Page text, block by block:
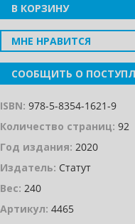
В КОРЗИНУ
МНЕ НРАВИТСЯ
СООБЩИТЬ О
ISBN: 978-5-8354-1621-9
Количество страниц: 92
Год издания: 2020
Издатель: Статут
Вес: 240
Артикул: 4465